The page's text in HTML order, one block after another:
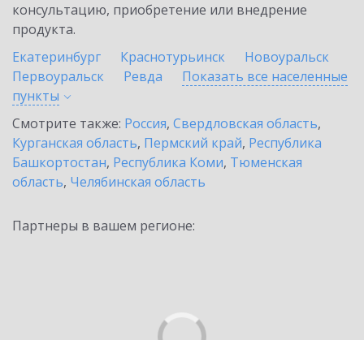
консультацию, приобретение или внедрение
продукта.
Екатеринбург
Краснотурьинск
Новоуральск
Первоуральск
Ревда
Показать все населенные
пункты
Смотрите также: Россия, Свердловская область,
Курганская область, Пермский край, Республика
Башкортостан, Республика Коми, Тюменская
область, Челябинская область
Партнеры в вашем регионе: